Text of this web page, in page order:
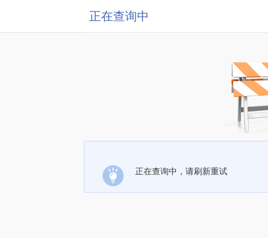
正在查询中
正在查询中，请刷新重试